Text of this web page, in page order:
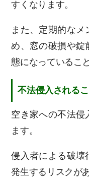
すくなります。
また、定期的なメ
め、窓の破損や錠
態になっているこ
不法侵入される
空き家への不法侵
ます。
侵入者による破壊
発生するリスクが